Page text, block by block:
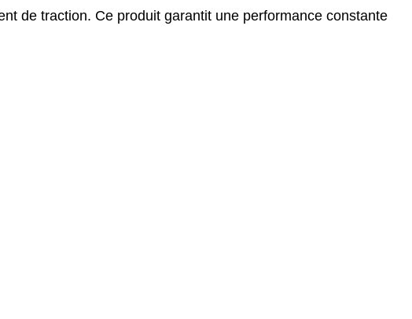
de traction. Ce produit garantit une performance constante